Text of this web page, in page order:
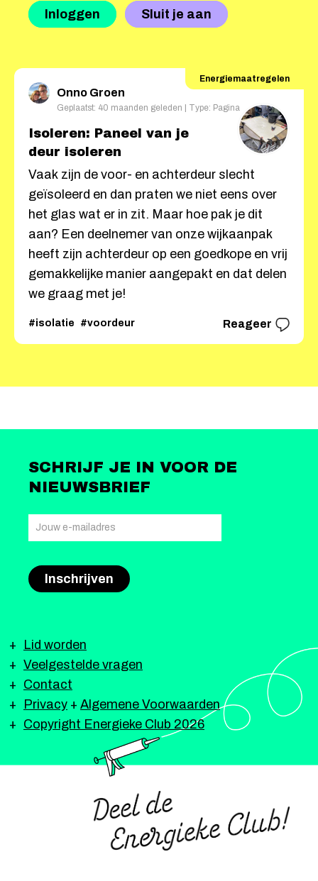
Inloggen Sluit je aan
Energiemaatregelen
Onno Groen
Geplaatst: 40 maanden geleden | Type: Pagina
Isoleren: Paneel van je
deur isoleren
Vaak zijn de voor- en achterdeur slecht
geïsoleerd en dan praten we niet eens over
het glas wat er in zit. Maar hoe pak je dit
aan? Een deelnemer van onze wijkaanpak
heeft zijn achterdeur op een goedkope en vrij
gemakkelijke manier aangepakt en dat delen
we graag met je!
#isolatie #voordeur Reageer
SCHRIJF JE IN VOOR DE
NIEUWSBRIEF
Lid worden
Veelgestelde vragen
Contact
Privacy + Algemene Voorwaarden
Copyright Energieke Club 2026